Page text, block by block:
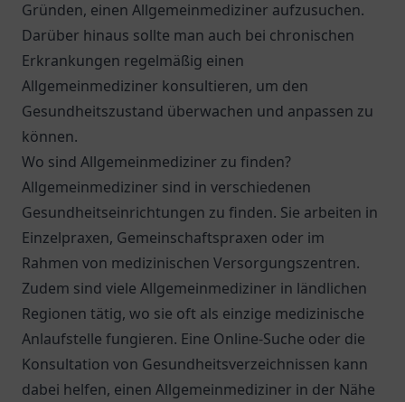
Gründen, einen Allgemeinmediziner aufzusuchen.
Darüber hinaus sollte man auch bei chronischen
Erkrankungen regelmäßig einen
Allgemeinmediziner konsultieren, um den
Gesundheitszustand überwachen und anpassen zu
können.
Wo sind Allgemeinmediziner zu finden?
Allgemeinmediziner sind in verschiedenen
Gesundheitseinrichtungen zu finden. Sie arbeiten in
Einzelpraxen, Gemeinschaftspraxen oder im
Rahmen von medizinischen Versorgungszentren.
Zudem sind viele Allgemeinmediziner in ländlichen
Regionen tätig, wo sie oft als einzige medizinische
Anlaufstelle fungieren. Eine Online-Suche oder die
Konsultation von Gesundheitsverzeichnissen kann
dabei helfen, einen Allgemeinmediziner in der Nähe